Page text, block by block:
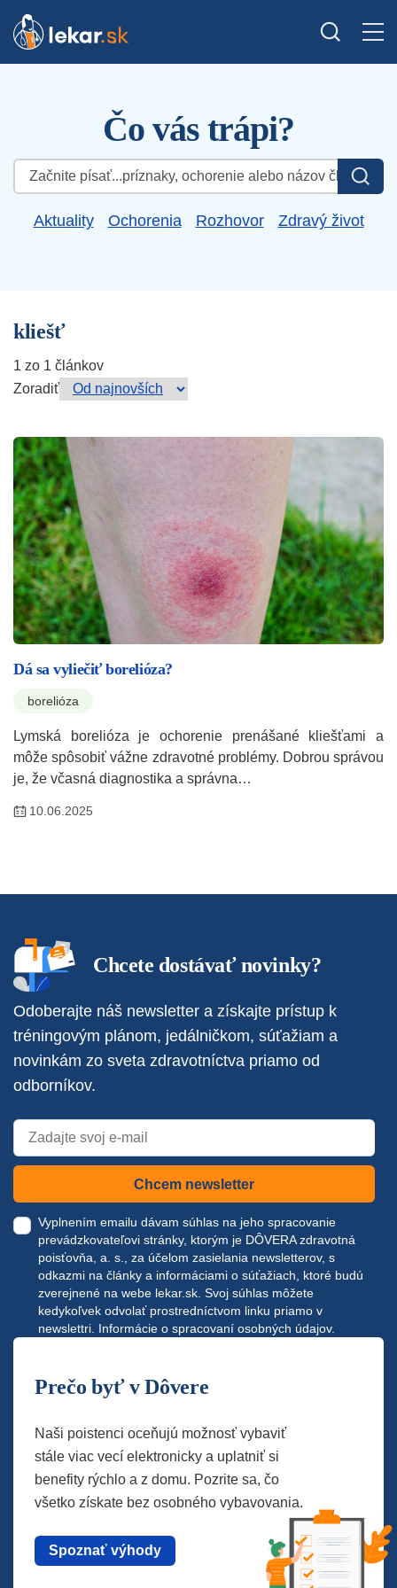
Čo vás trápi?
Hľadať:
Aktuality Ochorenia Rozhovor Zdravý život
kliešť
1 zo 1 článkov
Zoradiť
Dá sa vyliečiť borelióza?
borelióza
Lymská borelióza je ochorenie prenášané kliešťami a
môže spôsobiť vážne zdravotné problémy. Dobrou správou
je, že včasná diagnostika a správna…
10.06.2025
Chcete dostávať novinky?
Odoberajte náš newsletter a získajte prístup k
tréningovým plánom, jedálničkom, súťažiam a
novinkám zo sveta zdravotníctva priamo od
odborníkov.
Chcem newsletter
Vyplnením emailu dávam súhlas na jeho spracovanie
prevádzkovateľovi stránky, ktorým je DÔVERA zdravotná
poisťovňa, a. s., za účelom zasielania newsletterov, s
odkazmi na články a informáciami o súťažiach, ktoré budú
zverejnené na webe lekar.sk . Svoj súhlas môžete
kedykoľvek odvolať prostredníctvom linku priamo v
newslettri. Informácie o spracovaní osobných údajov.
Prečo byť v Dôvere
Naši poistenci oceňujú možnosť vybaviť
stále viac vecí elektronicky a uplatniť si
benefity rýchlo a z domu. Pozrite sa, čo
všetko získate bez osobného vybavovania.
Spoznať výhody